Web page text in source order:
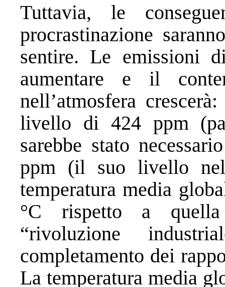
Tuttavia, le
procrastinazione
sentire. Le emissioni
aumentare e il
nell’atmosfera
livello di 424 ppm
sarebbe stato
ppm (il suo livello
temperatura media
°C rispetto a quella
“rivoluzione
completamento dei
La temperatura media